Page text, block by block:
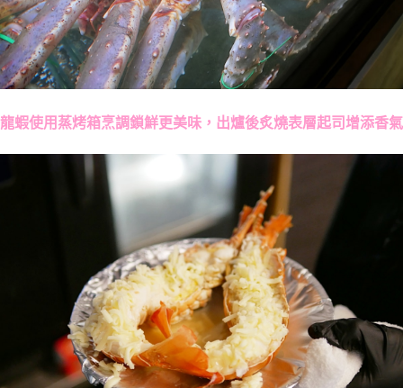
龍蝦使用蒸烤箱烹調鎖鮮更美味，出爐後炙燒表層起司增添香氣